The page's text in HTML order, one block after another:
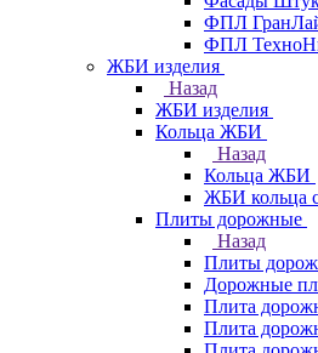
ФПЛ
ФПЛ
ЖБИ изделия
Назад
ЖБИ изделия
Кольца ЖБИ
Назад
Кольца ЖБИ
ЖБИ кольца
Плиты дорожные
Назад
Плиты
Дорожные
Плита
Плита